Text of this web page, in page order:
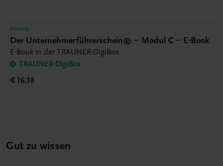
Bildung
Der Unternehmerführerschein® – Modul C – E-Book
E-Book in der TRAUNER-DigiBox
TRAUNER-DigiBox
€ 16,38
Gut zu wissen